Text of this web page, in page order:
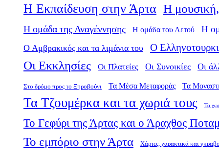
Η Εκπαίδευση στην Άρτα Η μουσική,
Η ομάδα της Αναγέννησης Η ομάδα του Αετού Η
Ο Αμβρακικός και τα λιμάνια του Ο
Οι Εκκλησίες Οι Πλατείες Οι Συνοικίες Οι
Στο δρόμο προς το Ξηροβούνι Τα Μέσα Μεταφοράς Τα
Τα Τζουμέρκα και τα χωριά τους Τα
Το Γεφύρι της Άρτας και ο Άραχθος
Το εμπόριο στην Άρτα Χάρτες, χαρακτικά και